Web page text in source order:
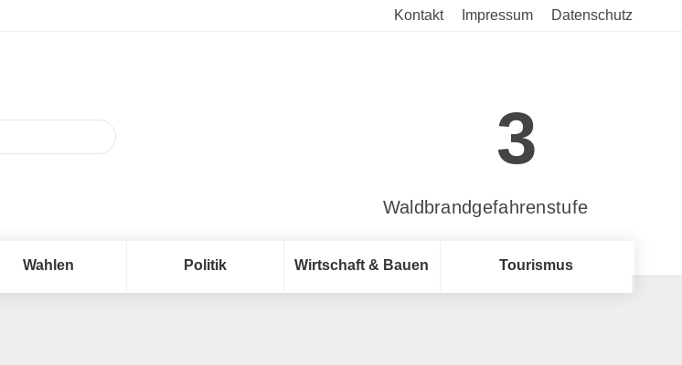
Kontakt Impressum Datenschutz
3
Waldbrandgefahrenstufe
Wahlen Politik Wirtschaft & Bauen Tourismus